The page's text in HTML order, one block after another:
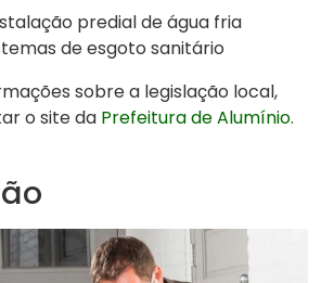
predial de água fria
de esgoto sanitário
sobre a legislação local,
o site da Prefeitura de Alumínio.